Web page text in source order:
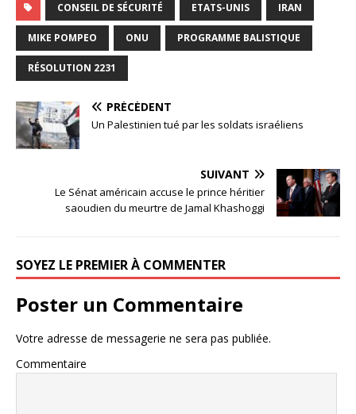
CONSEIL DE SÉCURITÉ ETATS-UNIS IRAN
MIKE POMPEO ONU PROGRAMME BALISTIQUE
RÉSOLUTION 2231
PRÉCÉDENT
Un Palestinien tué par les soldats israéliens
SUIVANT
Le Sénat américain accuse le prince héritier
saoudien du meurtre de Jamal Khashoggi
SOYEZ LE PREMIER À COMMENTER
Poster un Commentaire
Votre adresse de messagerie ne sera pas publiée.
Commentaire